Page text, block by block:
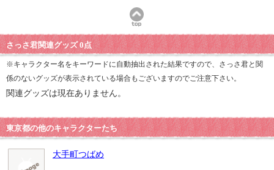
さっさ君関連グッズ 0点
※キャラクター名をキーワードに自動抽出された結果ですので、さっさ君と関
係のないグッズが表示されている場合もございますのでご注意下さい。
関連グッズは現在ありません。
東京都の他のキャラクターたち
大手町つばめ